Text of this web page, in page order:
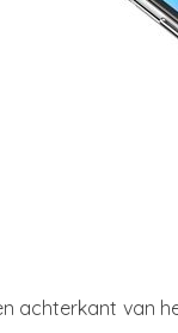
achterkant van